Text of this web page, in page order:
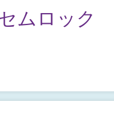
ムロック